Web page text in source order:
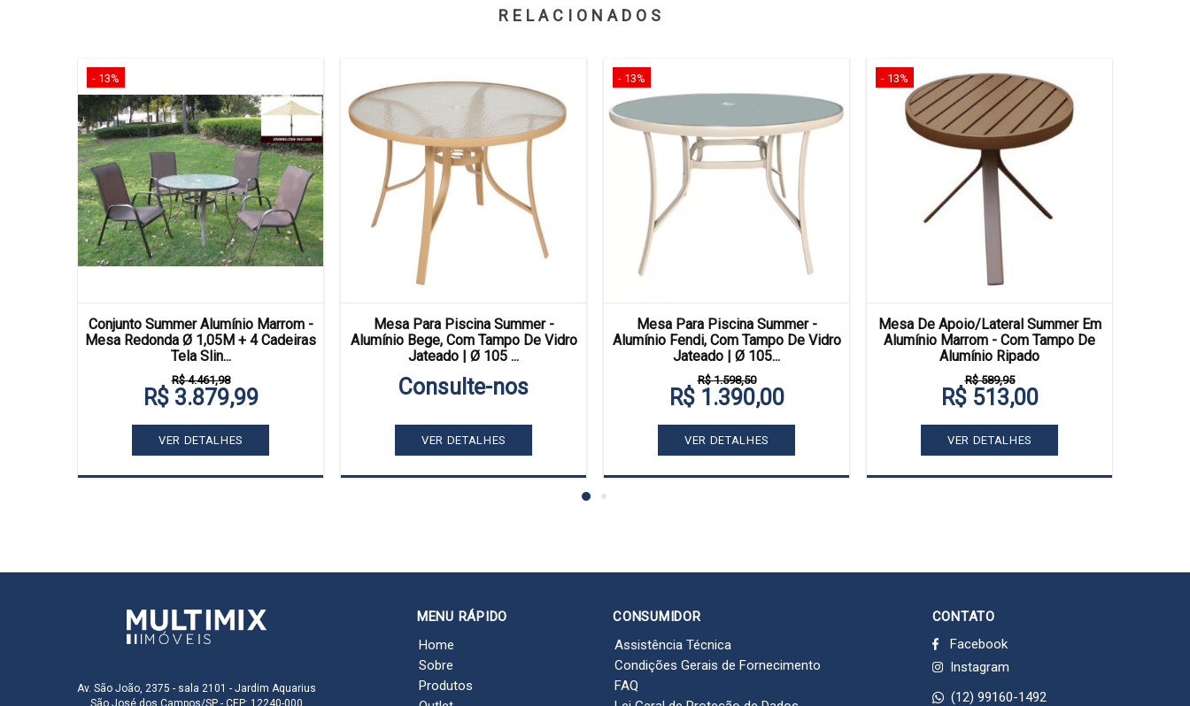
RELACIONADOS
- 13%
Conjunto Summer Alumínio Marrom -
Mesa Redonda Ø 1,05M + 4 Cadeiras
Tela Slin...
R$ 4.461,98
R$ 3.879,99
VER DETALHES
Mesa Para Piscina Summer -
Alumínio Bege, Com Tampo De Vidro
Jateado | Ø 105 ...
Consulte-nos
VER DETALHES
- 13%
Mesa Para Piscina Summer -
Alumínio Fendi, Com Tampo De Vidro
Jateado | Ø 105...
R$ 1.598,50
R$ 1.390,00
VER DETALHES
- 13%
Mesa De Apoio/Lateral Summer Em
Alumínio Marrom - Com Tampo De
Alumínio Ripado
R$ 589,95
R$ 513,00
VER DETALHES
Av. São João, 2375 - sala 2101 - Jardim Aquarius
São José dos Campos/SP - CEP: 12240-000
MENU RÁPIDO
Home
Sobre
Produtos
CONSUMIDOR
Assistência Técnica
Condições Gerais de Fornecimento
FAQ
CONTATO
Facebook
Instagram
(12) 99160-1492